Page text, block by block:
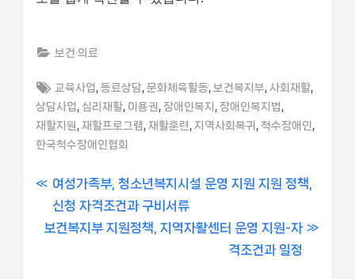
보건·의료
Tags:
교육사업 ,동료상담 ,문화체육활동 보건복지부 사회재활
상담사업 심리재활 이용권 장애인복지 장애인복지법
재활지원
재활프로그램 재활훈련 지역사회복귀 척수장애인
한국척수장애인협회
글
내
P
r
e
여성가족부, 청소년복지시설 운영 지원 지원 정책,
신청 자격조건과 구비서류
N
보건복지부 지원정책, 지역자활센터 운영 지원-자
격조건과 일정